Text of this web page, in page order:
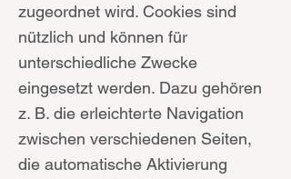
zugeordnet wird. Cookies sind
nützlich und können für
unterschiedliche Zwecke
eingesetzt werden. Dazu gehören
z. B. die erleichterte Navigation
zwischen verschiedenen Seiten,
die automatische Aktivierung